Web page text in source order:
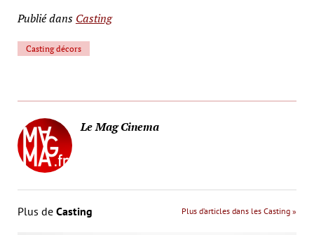
Publié dans Casting
Casting décors
Le Mag Cinema
Plus de Casting Plus d’articles dans les Casting »